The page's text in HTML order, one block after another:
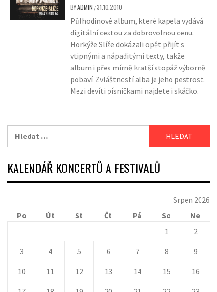
BYADMIN /31.10.2010
Půlhodinové album, které kapela vydává
digitální cestou za dobrovolnou cenu.
Horkýže Slíže dokázali opět přijít s
vtipnými a nápaditými texty, takže
album i přes mírně kratší stopáž výborně
pobaví. Zvláštností alba je jeho pestrost.
Mezi devíti písničkami najdete i skáčko.
KALENDÁŘ KONCERTŮ A FESTIVALŮ
Srpen 2026
Po
Út St Čt Pá So
Ne
1
2
3 4 5 6 7 8 9
10 11 12 13 14 15 16